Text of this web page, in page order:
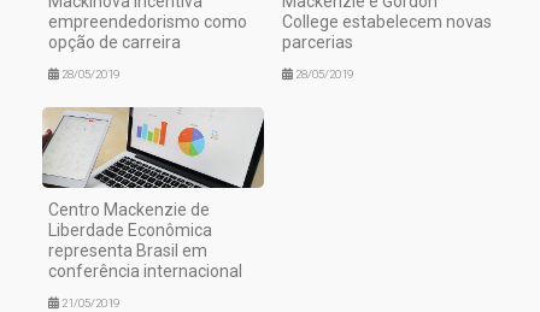
empreendedorismo como
opção de carreira
28/05/2019
College estabelecem novas
parcerias
28/05/2019
Centro Mackenzie de
Liberdade Econômica
representa Brasil em
conferência internacional
21/05/2019